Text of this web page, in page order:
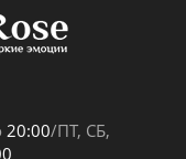
20:00/ПТ, СБ,